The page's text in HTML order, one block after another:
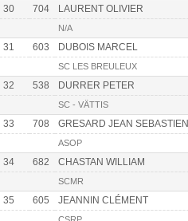
30 704 LAURENT OLIVIER
N/A
31 603 DUBOIS MARCEL
SC LES BREULEUX
32 538 DURRER PETER
SC - VÄTTIS
33 708 GRESARD JEAN SEBASTIEN
ASOP
34 682 CHASTAN WILLIAM
SCMR
35 605 JEANNIN CLÉMENT